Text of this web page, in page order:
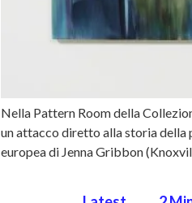
Nella Pattern Room della
un attacco diretto alla storia della
europea di Jenna Gribbon